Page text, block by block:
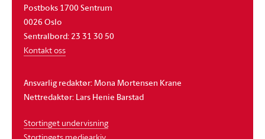
Postboks 1700 Sentrum
0026 Oslo
Sentralbord: 23 31 30 50
Kontakt oss
Ansvarlig redaktør: Mona Mortensen Krane
Nettredaktør: Lars Henie Barstad
Stortinget undervisning